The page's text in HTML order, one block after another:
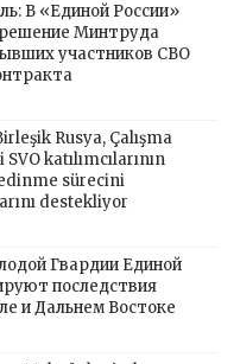
В «Единой России»
Минтруда
участников СВО
Rusya, Çalışma
SVO katılımcılarının
sürecini
destekliyor
Гвардии Единой
последствия
и Дальнем Востоке